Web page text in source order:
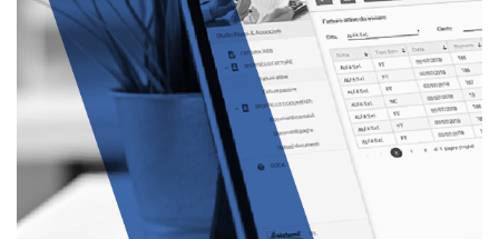
SPORTELLO DOCUMENTI WEB